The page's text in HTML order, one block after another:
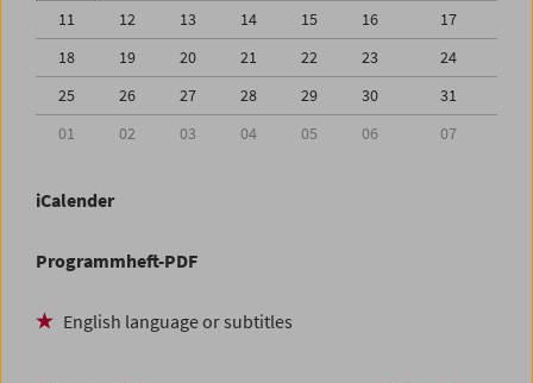
11
12 13 14 15 16
17
18
19 20 21 22 23
24
25
26 27 28 29 30
31
01
02 03 04 05 06 07
iCalender
Programmheft-PDF
English language or subtitles